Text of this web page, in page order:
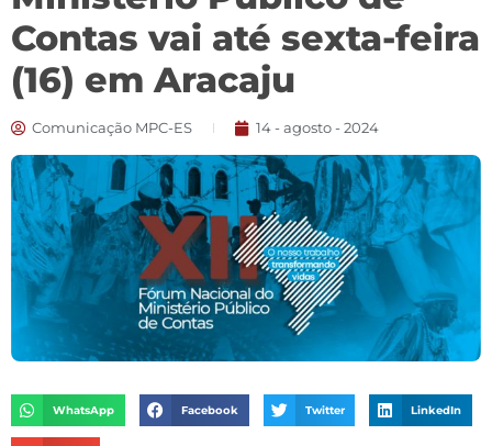
Contas vai até sexta-feira
(16) em Aracaju
Comunicação MPC-ES 14 - agosto - 2024
WhatsApp Facebook Twitter LinkedIn